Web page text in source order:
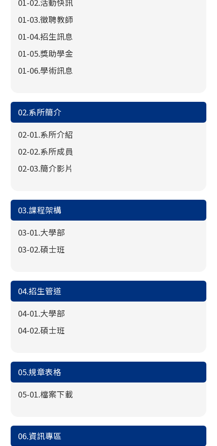
01-02.活動快訊
01-03.徵聘教師
01-04.招生訊息
01-05.獎助學金
01-06.學術訊息
02.系所簡介
02-01.系所介紹
02-02.系所成員
02-03.簡介影片
03.課程架構
03-01.大學部
03-02.碩士班
04.招生管道
04-01.大學部
04-02.碩士班
05.規章表格
05-01.檔案下載
06.資訊專區